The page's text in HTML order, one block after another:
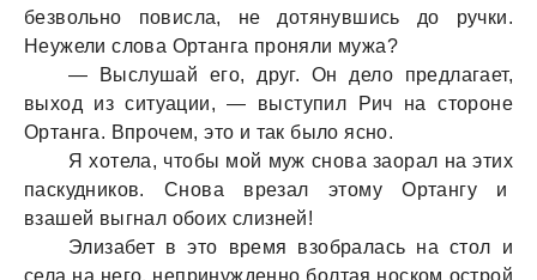
безвольно повисла, не дотянувшись до ручки.
Неужели слова Ортанга проняли мужа?
— Выслушай его, друг. Он дело предлагает,
выход из ситуации, — выступил Рич на стороне
Ортанга. Впрочем, это и так было ясно.
Я хотела, чтобы мой муж снова заорал на этих
паскудников. Снова врезал этому Ортангу и
взашей выгнал обоих слизней!
Элизабет в это время взобралась на стол и
села на него, непринужденно болтая носком острой